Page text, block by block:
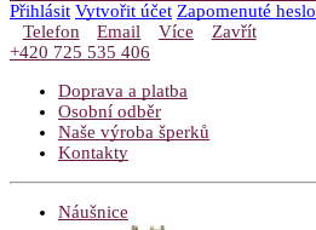
Přihlásit Vytvořit účet Zapomenuté heslo
Telefon
Email Více
Zavřít
+420 725 535 406
Doprava a platba
Osobní odběr
Naše výroba šperků
Kontakty
Náušnice